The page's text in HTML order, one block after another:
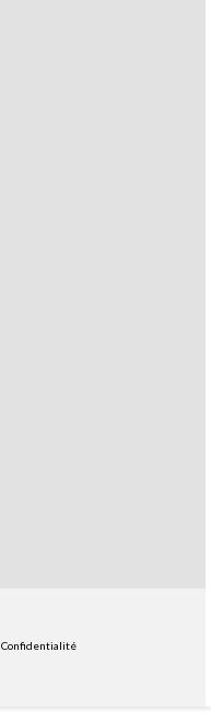
Confidentialité